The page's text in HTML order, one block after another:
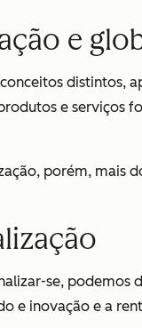
e
distintos,
e serviços
porém, mais
se,
e inovação e a